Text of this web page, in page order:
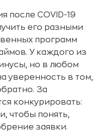
после COVID-19
его разными
программ
У каждого из
но в любом
уверенность в том,
За
конкурировать:
чтобы понять,
заявки.